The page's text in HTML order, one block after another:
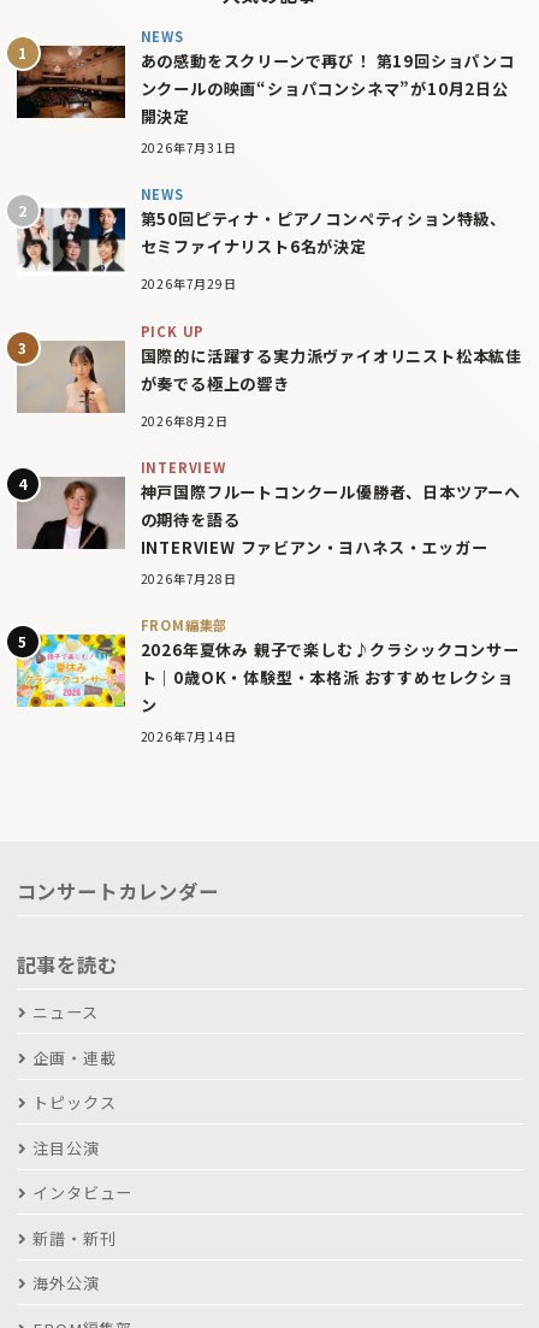
NEWS
あの感動をスクリーンで再び！ 第19回ショパンコ
ンクールの映画“ショパコンシネマ”が10月2日公
開決定
2026年7月31日
NEWS
第50回ピティナ・ピアノコンペティション特級、
セミファイナリスト6名が決定
2026年7月29日
PICK UP
国際的に活躍する実力派ヴァイオリニスト松本紘佳
が奏でる極上の響き
2026年8月2日
INTERVIEW
神戸国際フルートコンクール優勝者、日本ツアーへ
の期待を語る
INTERVIEW ファビアン・ヨハネス・エッガー
2026年7月28日
FROM編集部
2026年夏休み 親子で楽しむ♪クラシックコンサー
ト｜0歳OK・体験型・本格派 おすすめセレクショ
ン
2026年7月14日
コンサートカレンダー
記事を読む
ニュース
企画・連載
トピックス
注目公演
インタビュー
新譜・新刊
海外公演